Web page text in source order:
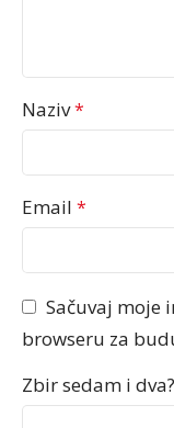
Naziv*
Email *
Sačuvaj moje
browseru za
Zbir sedam i